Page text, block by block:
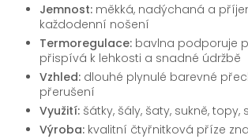
Jemnost: měkká, nadýchaná a
každodenní nošení
Termoregulace: bavlna podporuje
přispívá k lehkosti a snadné údržbě
Vzhled: dlouhé plynulé barevné
přerušení
Využití: šátky, šály, šaty, sukně,
Výroba: kvalitní čtyřnitková příze